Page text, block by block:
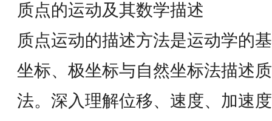
质点的运动及其数学描述
质点运动的描述方法是运动学的
坐标、极坐标与自然坐标法描述
法。深入理解位移、速度、加速